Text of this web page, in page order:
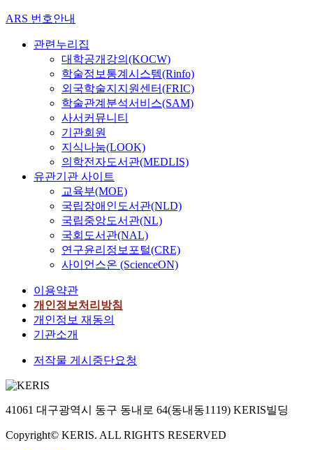
ARS 번호안내
관련누리집
대학공개강의(KOCW)
학술정보통계시스템(Rinfo)
외국학술지지원센터(FRIC)
학술관계분석서비스(SAM)
사서커뮤니티
기관회원
지식나눔(LOOK)
의학전자도서관(MEDLIS)
유관기관 사이트
교육부(MOE)
국립장애인도서관(NLD)
국립중앙도서관(NL)
국회도서관(NAL)
연구윤리정보포털(CRE)
사이언스온 (ScienceON)
이용약관
개인정보처리방침
개인정보 재동의
기관소개
저작물 게시중단요청
41061 대구광역시 동구 동내로 64(동내동1119) KERIS빌딩
Copyright© KERIS. ALL RIGHTS RESERVED